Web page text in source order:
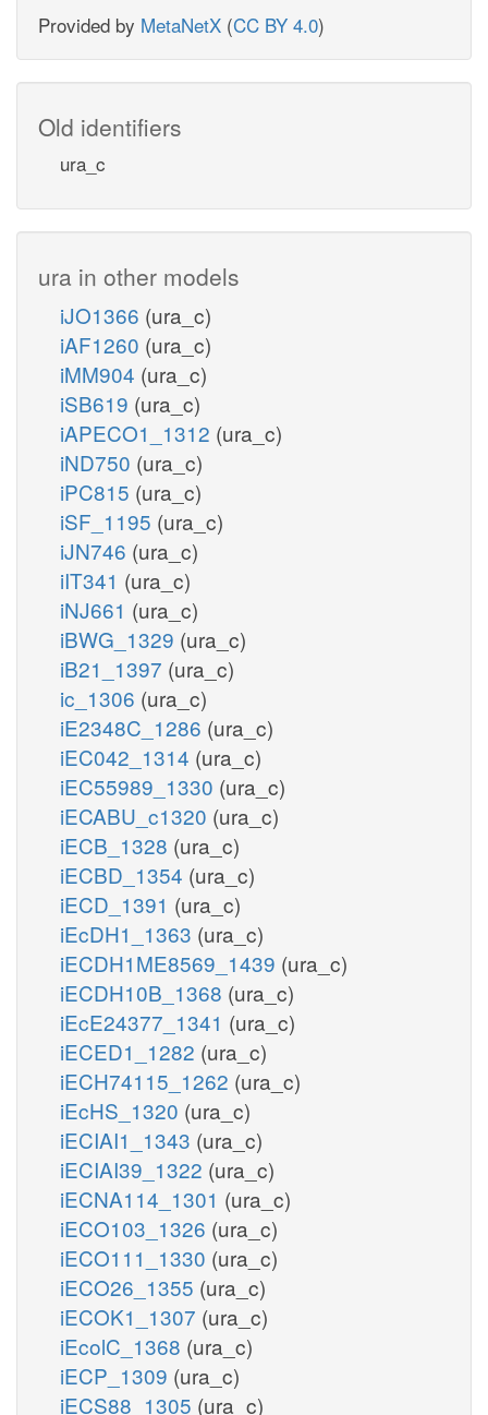
Provided by MetaNetX (CC BY 4.0)
Old identifiers
ura_c
ura in other models
iJO1366 (ura_c)
iAF1260 (ura_c)
iMM904 (ura_c)
iSB619 (ura_c)
iAPECO1_1312 (ura_c)
iND750 (ura_c)
iPC815 (ura_c)
iSF_1195 (ura_c)
iJN746 (ura_c)
iIT341 (ura_c)
iNJ661 (ura_c)
iBWG_1329 (ura_c)
iB21_1397 (ura_c)
ic_1306 (ura_c)
iE2348C_1286 (ura_c)
iEC042_1314 (ura_c)
iEC55989_1330 (ura_c)
iECABU_c1320 (ura_c)
iECB_1328 (ura_c)
iECBD_1354 (ura_c)
iECD_1391 (ura_c)
iEcDH1_1363 (ura_c)
iECDH1ME8569_1439 (ura_c)
iECDH10B_1368 (ura_c)
iEcE24377_1341 (ura_c)
iECED1_1282 (ura_c)
iECH74115_1262 (ura_c)
iEcHS_1320 (ura_c)
iECIAI1_1343 (ura_c)
iECIAI39_1322 (ura_c)
iECNA114_1301 (ura_c)
iECO103_1326 (ura_c)
iECO111_1330 (ura_c)
iECO26_1355 (ura_c)
iECOK1_1307 (ura_c)
iEcolC_1368 (ura_c)
iECP_1309 (ura_c)
iECS88_1305 (ura_c)